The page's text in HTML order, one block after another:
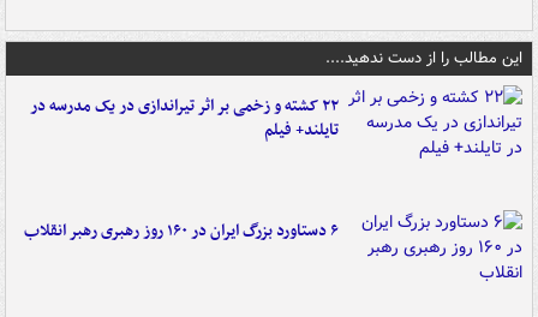
این مطالب را از دست ندهید....
۲۲ کشته و زخمی بر اثر تیراندازی در یک مدرسه در
تایلند+ فیلم
۶ دستاورد بزرگ ایران در ۱۶۰ روز رهبری رهبر انقلاب